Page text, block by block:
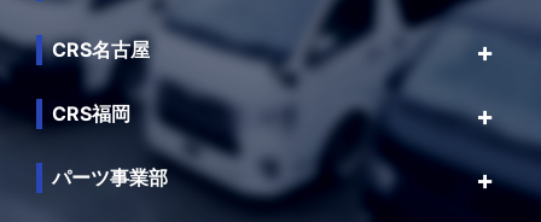
CRS名古屋
CRS福岡
パーツ事業部